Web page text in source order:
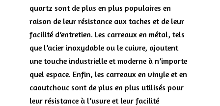
quartz sont de plus en plus populaires en
raison de leur résistance aux taches et de leur
facilité d’entretien. Les carreaux en métal, tels
que l’acier inoxydable ou le cuivre, ajoutent
une touche industrielle et moderne à n’importe
quel espace. Enfin, les carreaux en vinyle et en
caoutchouc sont de plus en plus utilisés pour
leur résistance à l’usure et leur facilité